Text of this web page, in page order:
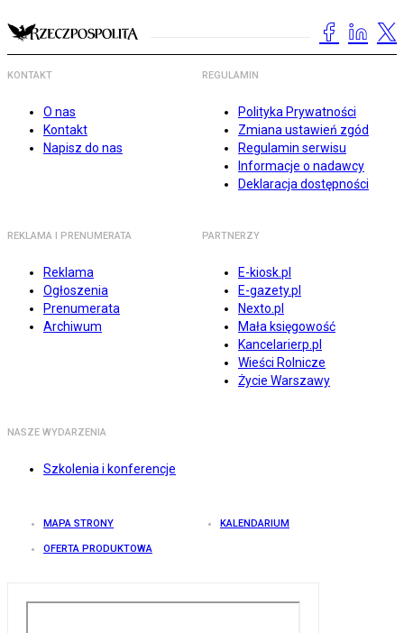
KONTAKT
O nas
Kontakt
Napisz do nas
REGULAMIN
Polityka Prywatności
Zmiana ustawień zgód
Regulamin serwisu
Informacje o nadawcy
Deklaracja dostępności
REKLAMA I PRENUMERATA
Reklama
Ogłoszenia
Prenumerata
Archiwum
PARTNERZY
E-kiosk.pl
E-gazety.pl
Nexto.pl
Mała księgowość
Kancelarierp.pl
Wieści Rolnicze
Życie Warszawy
NASZE WYDARZENIA
Szkolenia i konferencje
MAPA STRONY KALENDARIUM
OFERTA PRODUKTOWA